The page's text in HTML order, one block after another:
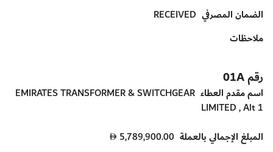
الضمان المصرفي RECEIVED
ملاحظات
رقم 01A
اسم مقدم العطاء EMIRATES TRANSFORMER & SWITCHGEAR
LIMITED , Alt 1
المبلغ الإجمالي بالعملة
D 5,789,900.00